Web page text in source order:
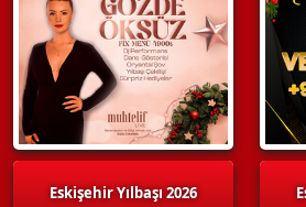
Eskişehir Yılbaşı 2026